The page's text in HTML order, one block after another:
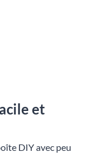
et
DIY avec peu